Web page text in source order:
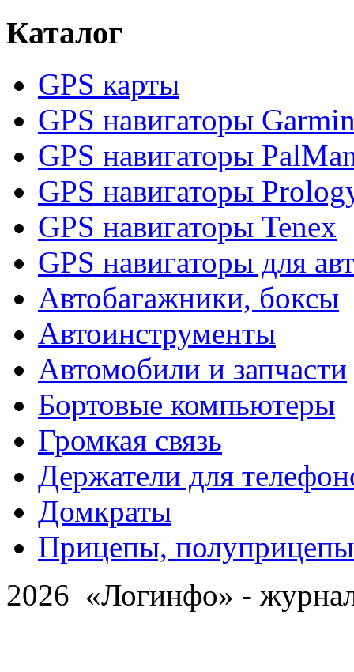
Каталог
GPS карты
GPS навигаторы
GPS навигаторы
GPS навигаторы
GPS навигаторы Tenex
GPS навигаторы для
Автобагажники, боксы
Автоинструменты
Автомобили и запчасти
Бортовые компьютеры
Громкая связь
Держатели для
Домкраты
Прицепы, полуприцепы
2026 «Логинфо» -